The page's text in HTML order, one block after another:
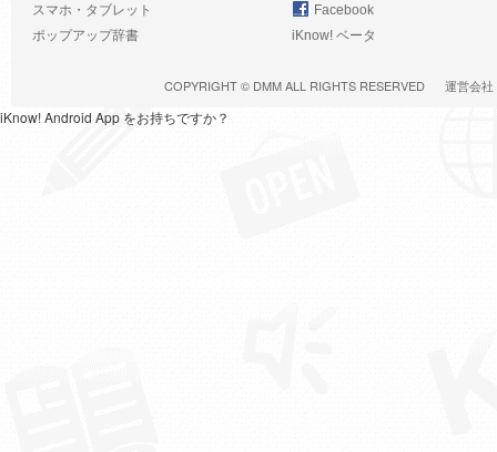
スマホ・タブレット
ポップアップ辞書
Facebook
iKnow! ベータ
COPYRIGHT © DMMALL RIGHTS RESERVED 運営会社
iKnow! Android App をお持ちですか？